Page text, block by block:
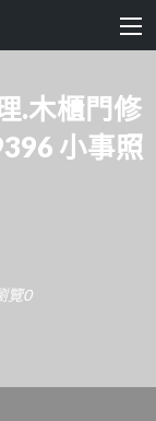
.木櫃門修
小事照
覽0